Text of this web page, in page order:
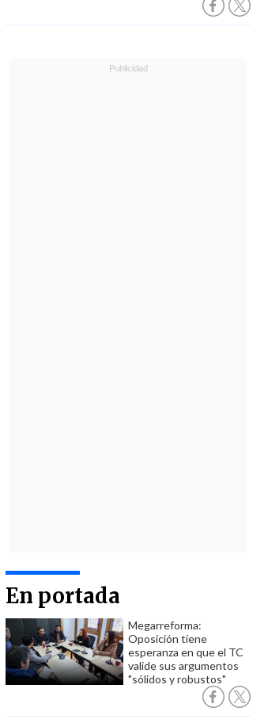
En portada
Megarreforma:
Oposición tiene
esperanza en que el TC
valide sus argumentos
"sólidos y robustos"